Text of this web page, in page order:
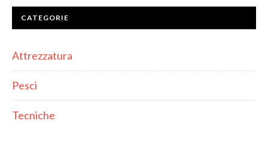
CATEGORIE
Attrezzatura
Pesci
Tecniche